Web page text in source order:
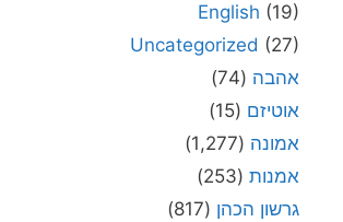
English (19)
Uncategorized (27)
אהבה (74)
אוטיזם (15)
אמונה (1,277)
אמנות (253)
גרשון הכהן (817)